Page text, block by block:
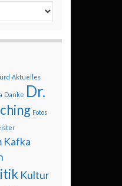
Aktuelles
Danke Dr.
Fotos
Kafka
Kultur